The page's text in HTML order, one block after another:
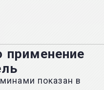
применение
показан в